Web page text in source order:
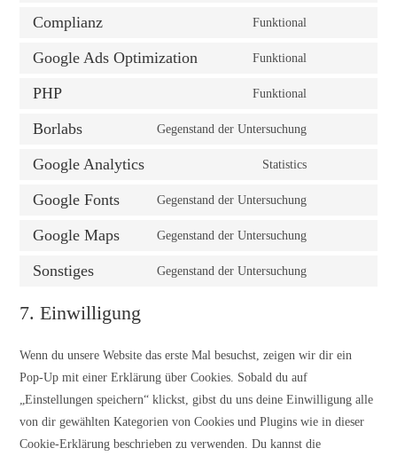
Complianz Funktional
Google Ads Optimization Funktional
PHP Funktional
Borlabs Gegenstand der Untersuchung
Google Analytics Statistics
Google Fonts Gegenstand der Untersuchung
Google Maps Gegenstand der Untersuchung
Sonstiges Gegenstand der Untersuchung
7. Einwilligung
Wenn du unsere Website das erste Mal besuchst, zeigen wir dir ein
Pop-Up mit einer Erklärung über Cookies. Sobald du auf
„Einstellungen speichern“ klickst, gibst du uns deine Einwilligung alle
von dir gewählten Kategorien von Cookies und Plugins wie in dieser
Cookie-Erklärung beschrieben zu verwenden. Du kannst die